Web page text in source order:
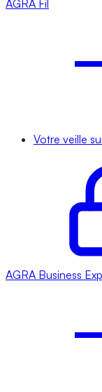
AGRA Fil
Votre veille
AGRA Business